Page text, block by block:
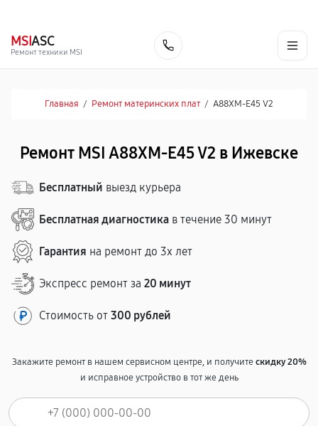
MSIASC
Ремонт техники MSI
Главная / Ремонт материнских плат / A88XM-E45 V2
Ремонт MSI A88XM-E45 V2 в Ижевске
Бесплатный выезд курьера
Бесплатная диагностика в течение 30 минут
Гарантия на ремонт до 3х лет
Экспресс ремонт за 20 минут
Стоимость от 300 рублей
Закажите ремонт в нашем сервисном центре, и получитескидку 20%
и исправное устройство в тот же день